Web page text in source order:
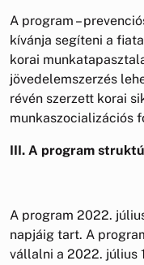
A program –
kívánja segíteni a
korai
jövedelemszerzés
révén szerzett korai
munkaszocializációs
III. A program
A program 2022.
napjáig tart. A
vállalni a 2022. július